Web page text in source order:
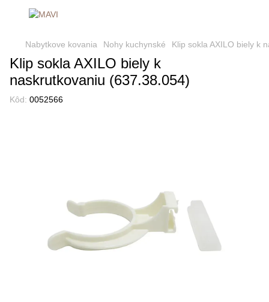
Nabytkove kovania Nohy kuchynské Klip sokla AXILO biely k
Klip sokla AXILO biely k
naskrutkovaniu (637.38.054)
Kôd: 0052566